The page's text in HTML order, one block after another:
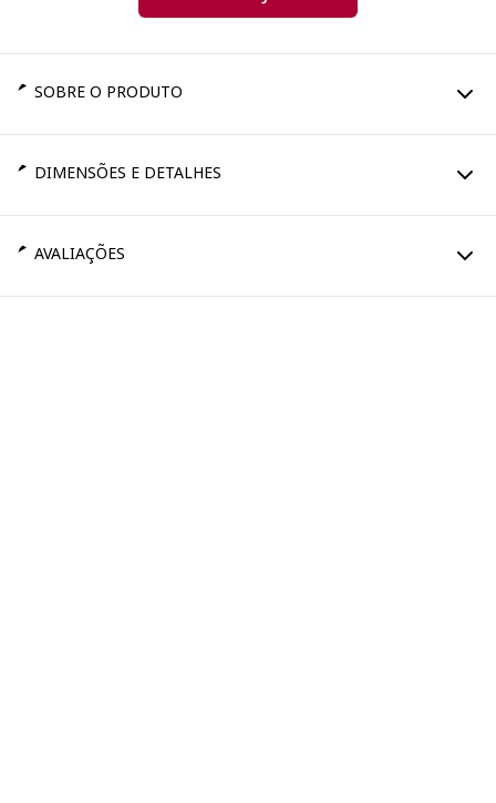
SOBRE O PRODUTO
DIMENSÕES E DETALHES
AVALIAÇÕES